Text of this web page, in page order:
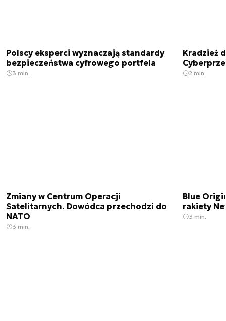
Polscy eksperci wyznaczają standardy
bezpieczeństwa cyfrowego portfela
3 min.
Kradzież
2 min.
Zmiany w Centrum Operacji
Satelitarnych. Dowódca przechodzi do
NATO
3 min.
Blue
rakiety
3 min.